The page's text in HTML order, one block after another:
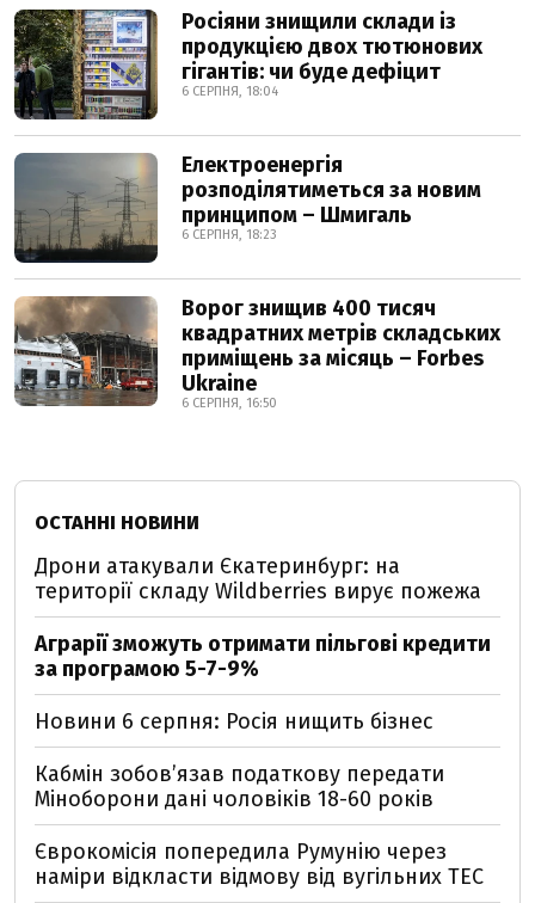
Росіяни знищили склади із
продукцією двох тютюнових
гігантів: чи буде дефіцит
6 СЕРПНЯ, 18:04
Електроенергія
розподілятиметься за новим
принципом – Шмигаль
6 СЕРПНЯ, 18:23
Ворог знищив 400 тисяч
квадратних метрів складських
приміщень за місяць – Forbes
Ukraine
6 СЕРПНЯ, 16:50
ОСТАННІ НОВИНИ
Дрони атакували Єкатеринбург: на
території складу Wildberries вирує пожежа
Аграрії зможуть отримати пільгові кредити
за програмою 5-7-9%
Новини 6 серпня: Росія нищить бізнес
Кабмін зобовʼязав податкову передати
Міноборони дані чоловіків 18-60 років
Єврокомісія попередила Румунію через
наміри відкласти відмову від вугільних ТЕС